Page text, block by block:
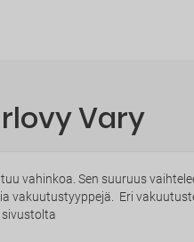
Vary
vahinkoa. Sen suuruus
vakuutustyyppejä. Eri